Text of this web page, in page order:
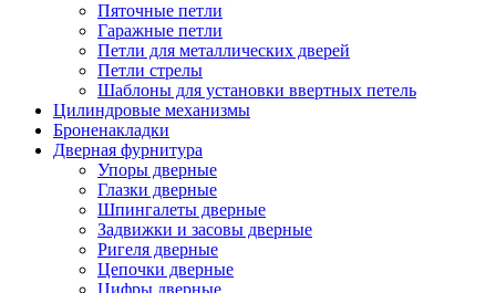
Пяточные петли
Гаражные петли
Петли для металлических дверей
Петли стрелы
Шаблоны для установки ввертных петель
Цилиндровые механизмы
Броненакладки
Дверная фурнитура
Упоры дверные
Глазки дверные
Шпингалеты дверные
Задвижки и засовы дверные
Ригеля дверные
Цепочки дверные
Цифры дверные